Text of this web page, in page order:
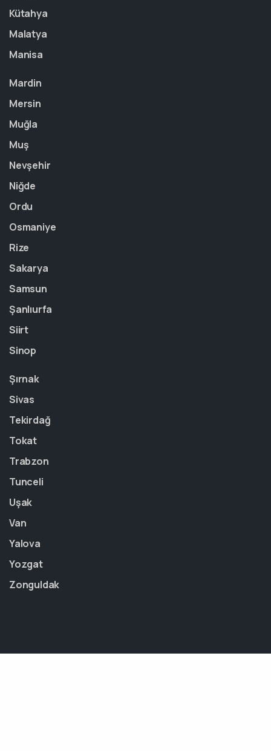
Kütahya
Malatya
Manisa
Mardin
Mersin
Muğla
Muş
Nevşehir
Niğde
Ordu
Osmaniye
Rize
Sakarya
Samsun
Şanlıurfa
Siirt
Sinop
Şırnak
Sivas
Tekirdağ
Tokat
Trabzon
Tunceli
Uşak
Van
Yalova
Yozgat
Zonguldak